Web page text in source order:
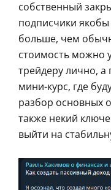
собственный
подписчики
больше, чем
стоимость можно
трейдеру лично,
мини-курс, где
разбор основных
также некий
выйти на